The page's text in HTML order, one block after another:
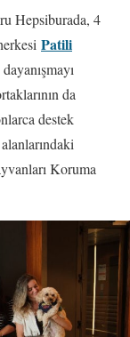
Hepsiburada, 4
Patili
da
destek
Koruma